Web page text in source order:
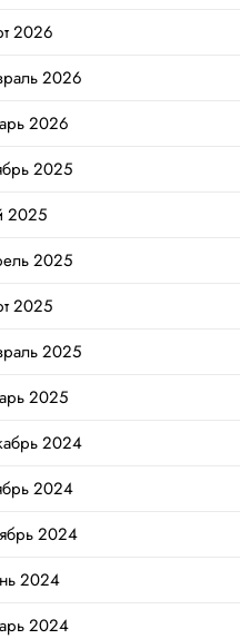
2026
2026
2026
2025
2025
2025
2025
2025
2025
2024
2024
2024
2024
2024